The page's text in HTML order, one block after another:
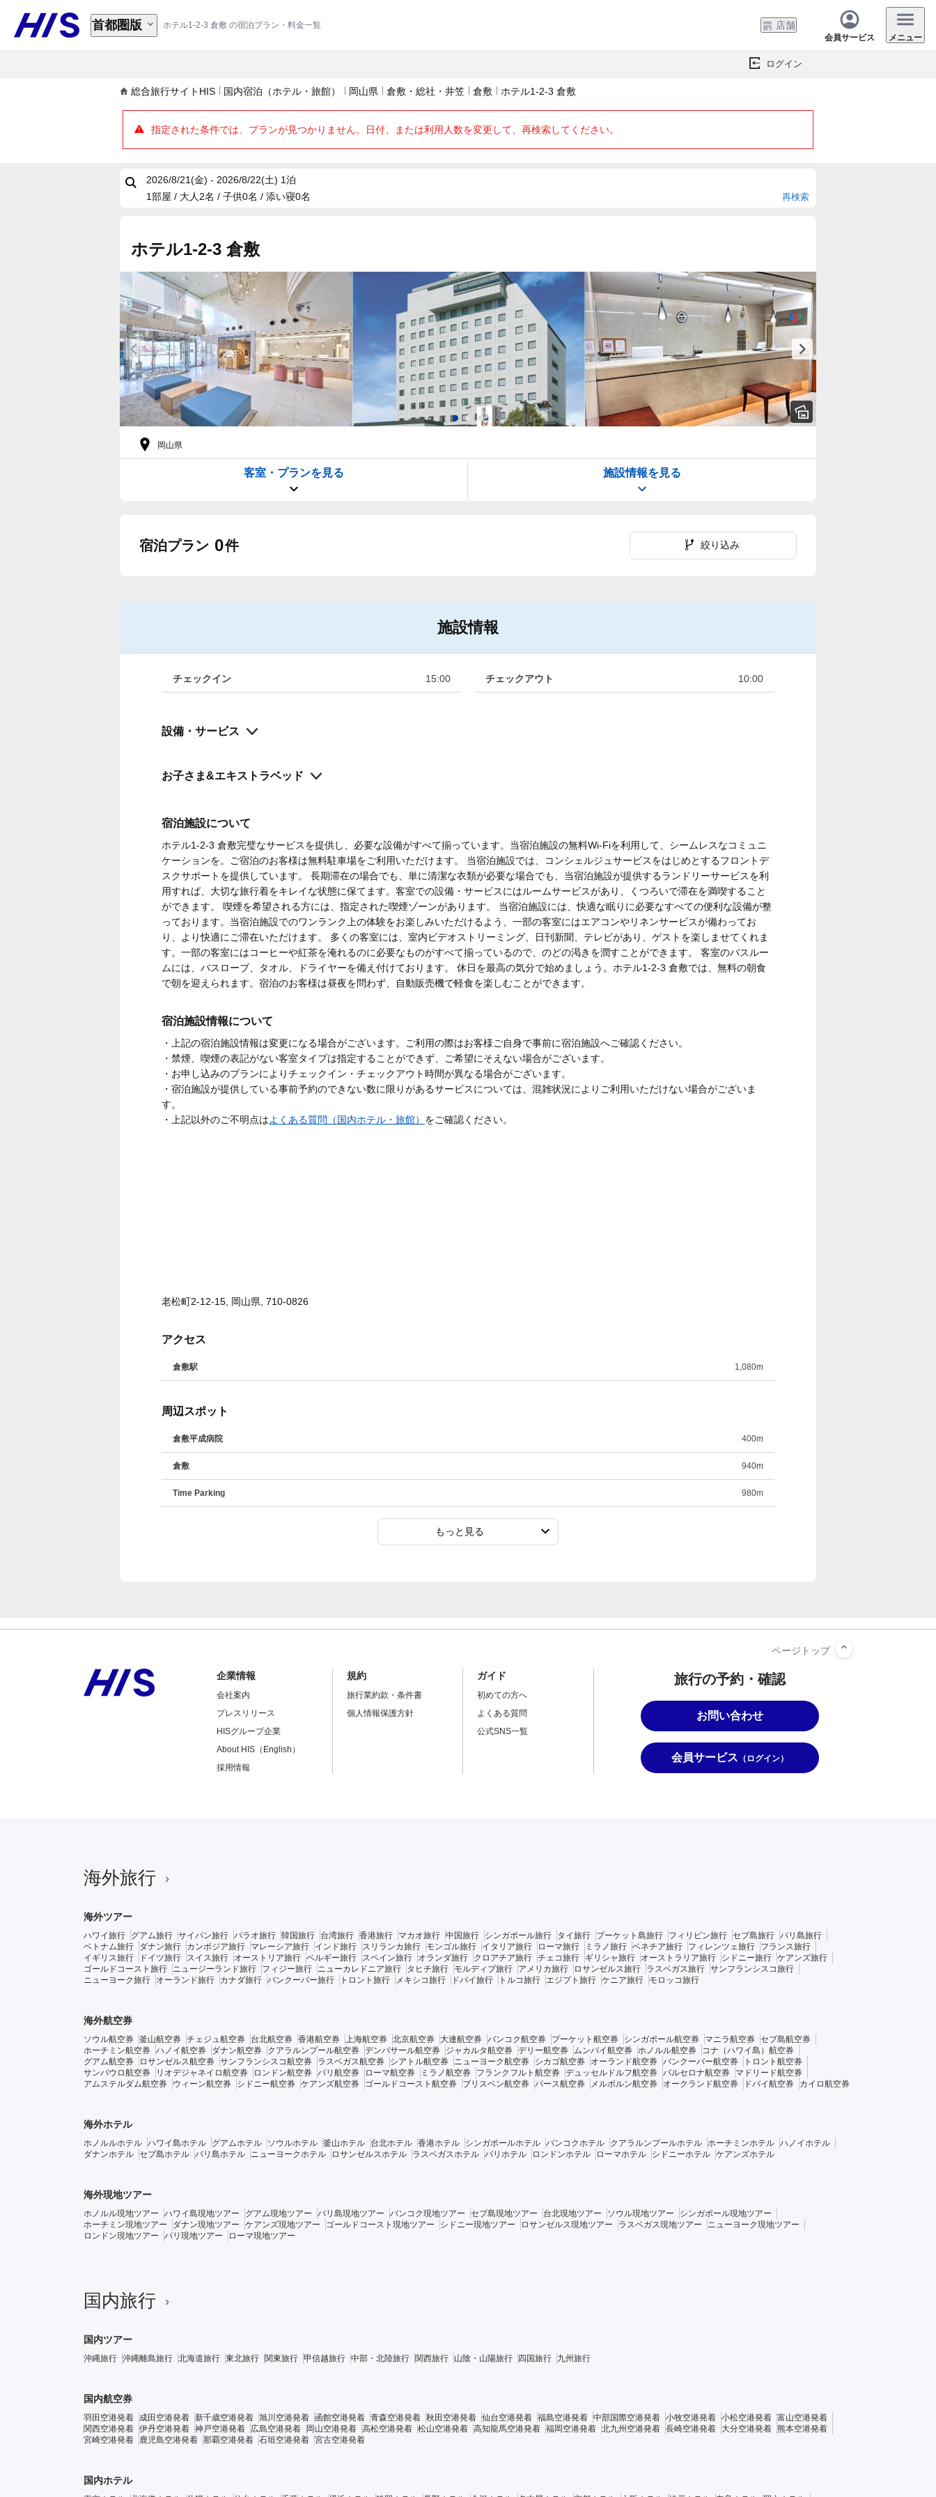
ホテル1-2-3 倉敷 の宿泊プラン・料金一覧
首都圏版 店舗
会員サービス メニュー
ログイン
総合旅行サイトHIS 国内宿泊（ホテル・旅館） 岡山県 倉敷・総社・井笠 倉敷 ホテル1-2-3 倉敷
指定された条件では、プランが見つかりません。日付、または利用人数を変更して、再検索してください。
2026/8/21(金) - 2026/8/22(土) 1泊
1部屋 / 大人2名 / 子供0名 / 添い寝0名
再検索
ホテル1-2-3 倉敷
岡山県
客室・プランを見る 施設情報を見る
宿泊プラン 0件 絞り込み
施設情報
チェックイン 15:00 チェックアウト 10:00
設備・サービス
お子さま&エキストラベッド
宿泊施設について
ホテル1-2-3 倉敷完璧なサービスを提供し、必要な設備がすべて揃っています。当宿泊施設の無料Wi-Fiを利用して、シームレスなコミュニ
ケーションを。ご宿泊のお客様は無料駐車場をご利用いただけます。 当宿泊施設では、コンシェルジュサービスをはじめとするフロントデ
スクサポートを提供しています。 長期滞在の場合でも、単に清潔な衣類が必要な場合でも、当宿泊施設が提供するランドリーサービスを利
用すれば、大切な旅行着をキレイな状態に保てます。客室での設備・サービスにはルームサービスがあり、くつろいで滞在を満喫すること
ができます。 喫煙を希望される方には、指定された喫煙ゾーンがあります。 当宿泊施設には、快適な眠りに必要なすべての便利な設備が整
っております。当宿泊施設でのワンランク上の体験をお楽しみいただけるよう、一部の客室にはエアコンやリネンサービスが備わってお
り、より快適にご滞在いただけます。 多くの客室には、室内ビデオストリーミング、日刊新聞、テレビがあり、ゲストを楽しませてくれま
す。一部の客室にはコーヒーや紅茶を淹れるのに必要なものがすべて揃っているので、のどの渇きを潤すことができます。 客室のバスルー
ムには、バスローブ、タオル、ドライヤーを備え付けております。 休日を最高の気分で始めましょう。ホテル1-2-3 倉敷では、無料の朝食
で朝を迎えられます。宿泊のお客様は昼夜を問わず、自動販売機で軽食を楽しむことができます。
宿泊施設情報について
・上記の宿泊施設情報は変更になる場合がございます。ご利用の際はお客様ご自身で事前に宿泊施設へご確認ください。
・禁煙、喫煙の表記がない客室タイプは指定することができず、ご希望にそえない場合がございます。
・お申し込みのプランによりチェックイン・チェックアウト時間が異なる場合がございます。
・宿泊施設が提供している事前予約のできない数に限りがあるサービスについては、混雑状況によりご利用いただけない場合がございま
す。
・上記以外のご不明点はよくある質問（国内ホテル・旅館） をご確認ください。
老松町2-12-15, 岡山県, 710-0826
アクセス
倉敷駅 1,080m
周辺スポット
倉敷平成病院 400m
倉敷 940m
Time Parking 980m
もっと見る
旅行の予約・確認
お問い合わせ
会員サービス （ログイン）
企業情報
会社案内
プレスリリース
HISグループ企業
About HIS（English）
採用情報
規約
旅行業約款・条件書
個人情報保護方針
ガイド
初めての方へ
よくある質問
公式SNS一覧
海外旅行
海外ツアー
ハワイ旅行 グアム旅行 サイパン旅行 パラオ旅行 韓国旅行 台湾旅行 香港旅行 マカオ旅行 中国旅行 シンガポール旅行 タイ旅行 プーケット島旅行 フィリピン旅行 セブ島旅行 バリ島旅行
ベトナム旅行
ダナン旅行 カンボジア旅行 マレーシア旅行 インド旅行 スリランカ旅行 モンゴル旅行 イタリア旅行 ローマ旅行 ミラノ旅行 ベネチア旅行 フィレンツェ旅行
フランス旅行
イギリス旅行
ドイツ旅行 スイス旅行 オーストリア旅行 ベルギー旅行 スペイン旅行 オランダ旅行 クロアチア旅行 チェコ旅行 ギリシャ旅行 オーストラリア旅行 シドニー旅行 ケアンズ旅行
ゴールドコースト旅行
ニュージーランド旅行 フィジー旅行 ニューカレドニア旅行 タヒチ旅行 モルディブ旅行 アメリカ旅行 ロサンゼルス旅行 ラスベガス旅行 サンフランシスコ旅行
ニューヨーク旅行
オーランド旅行 カナダ旅行 バンクーバー旅行 トロント旅行 メキシコ旅行 ドバイ旅行 トルコ旅行 エジプト旅行 ケニア旅行 モロッコ旅行
海外航空券
ソウル航空券 釜山航空券 チェジュ航空券 台北航空券 香港航空券 上海航空券 北京航空券 大連航空券 バンコク航空券 プーケット航空券 シンガポール航空券 マニラ航空券 セブ島航空券
ホーチミン航空券 ハノイ航空券 ダナン航空券 クアラルンプール航空券 デンパサール航空券 ジャカルタ航空券 デリー航空券 ムンバイ航空券 ホノルル航空券
コナ（ハワイ島）航空券
グアム航空券
ロサンゼルス航空券 サンフランシスコ航空券 ラスベガス航空券 シアトル航空券 ニューヨーク航空券 シカゴ航空券 オーランド航空券 バンクーバー航空券
トロント航空券
サンパウロ航空券
リオデジャネイロ航空券 ロンドン航空券 パリ航空券 ローマ航空券 ミラノ航空券 フランクフルト航空券 デュッセルドルフ航空券 バルセロナ航空券
マドリード航空券
アムステルダム航空券
ウィーン航空券 シドニー航空券 ケアンズ航空券 ゴールドコースト航空券 ブリスベン航空券 パース航空券 メルボルン航空券 オークランド航空券 ドバイ航空券 カイロ航空券
海外ホテル
ホノルルホテル ハワイ島ホテル グアムホテル ソウルホテル 釜山ホテル 台北ホテル 香港ホテル シンガポールホテル バンコクホテル クアラルンプールホテル ホーチミンホテル ハノイホテル
ダナンホテル セブ島ホテル バリ島ホテル ニューヨークホテル ロサンゼルスホテル ラスベガスホテル パリホテル ロンドンホテル ローマホテル シドニーホテル ケアンズホテル
海外現地ツアー
ホノルル現地ツアー ハワイ島現地ツアー グアム現地ツアー バリ島現地ツアー バンコク現地ツアー セブ島現地ツアー 台北現地ツアー ソウル現地ツアー
シンガポール現地ツアー
ホーチミン現地ツアー
ダナン現地ツアー ケアンズ現地ツアー ゴールドコースト現地ツアー シドニー現地ツアー ロサンゼルス現地ツアー ラスベガス現地ツアー
ニューヨーク現地ツアー
ロンドン現地ツアー
パリ現地ツアー ローマ現地ツアー
国内旅行
国内ツアー
沖縄旅行 沖縄離島旅行 北海道旅行 東北旅行 関東旅行 甲信越旅行 中部・北陸旅行 関西旅行 山陰・山陽旅行 四国旅行 九州旅行
国内航空券
羽田空港発着 成田空港発着 新千歳空港発着 旭川空港発着 函館空港発着 青森空港発着 秋田空港発着 仙台空港発着 福島空港発着 中部国際空港発着 小牧空港発着 小松空港発着 富山空港発着
関西空港発着 伊丹空港発着 神戸空港発着 広島空港発着 岡山空港発着 高松空港発着 松山空港発着 高知龍馬空港発着 福岡空港発着 北九州空港発着 長崎空港発着 大分空港発着 熊本空港発着
宮崎空港発着
鹿児島空港発着 那覇空港発着 石垣空港発着 宮古空港発着
国内ホテル